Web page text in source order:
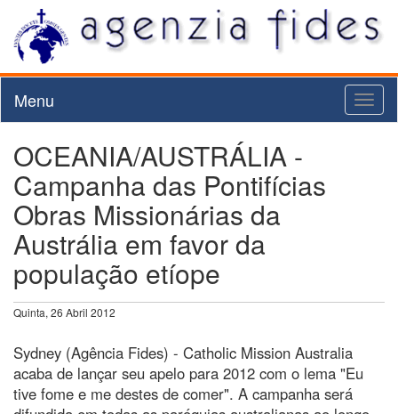
Menu
OCEANIA/AUSTRÁLIA -
Campanha das Pontifícias
Obras Missionárias da
Austrália em favor da
população etíope
Quinta, 26 Abril 2012
Sydney (Agência Fides) - Catholic Mission Australia
acaba de lançar seu apelo para 2012 com o lema "Eu
tive fome e me destes de comer". A campanha será